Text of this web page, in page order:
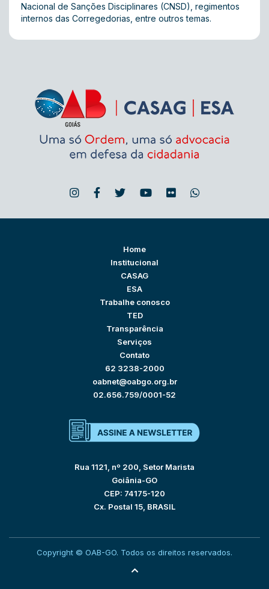
Nacional de Sanções Disciplinares (CNSD), regimentos
internos das Corregedorias, entre outros temas.
Home
Institucional
CASAG
ESA
Trabalhe conosco
TED
Transparência
Serviços
Contato
62 3238-2000
oabnet@oabgo.org.br
02.656.759/0001-52
Rua 1121, nº 200, Setor Marista
Goiânia-GO
CEP: 74175-120
Cx. Postal 15, BRASIL
Copyright © OAB-GO. Todos os direitos reservados.